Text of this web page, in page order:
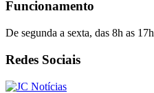
Funcionamento
De segunda a sexta, das 8h as 17h
Redes Sociais